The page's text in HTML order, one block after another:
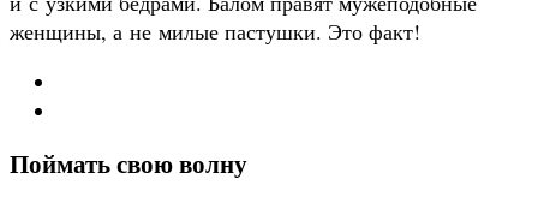
женщины, а не милые пастушки. Это факт!
Поймать свою волну